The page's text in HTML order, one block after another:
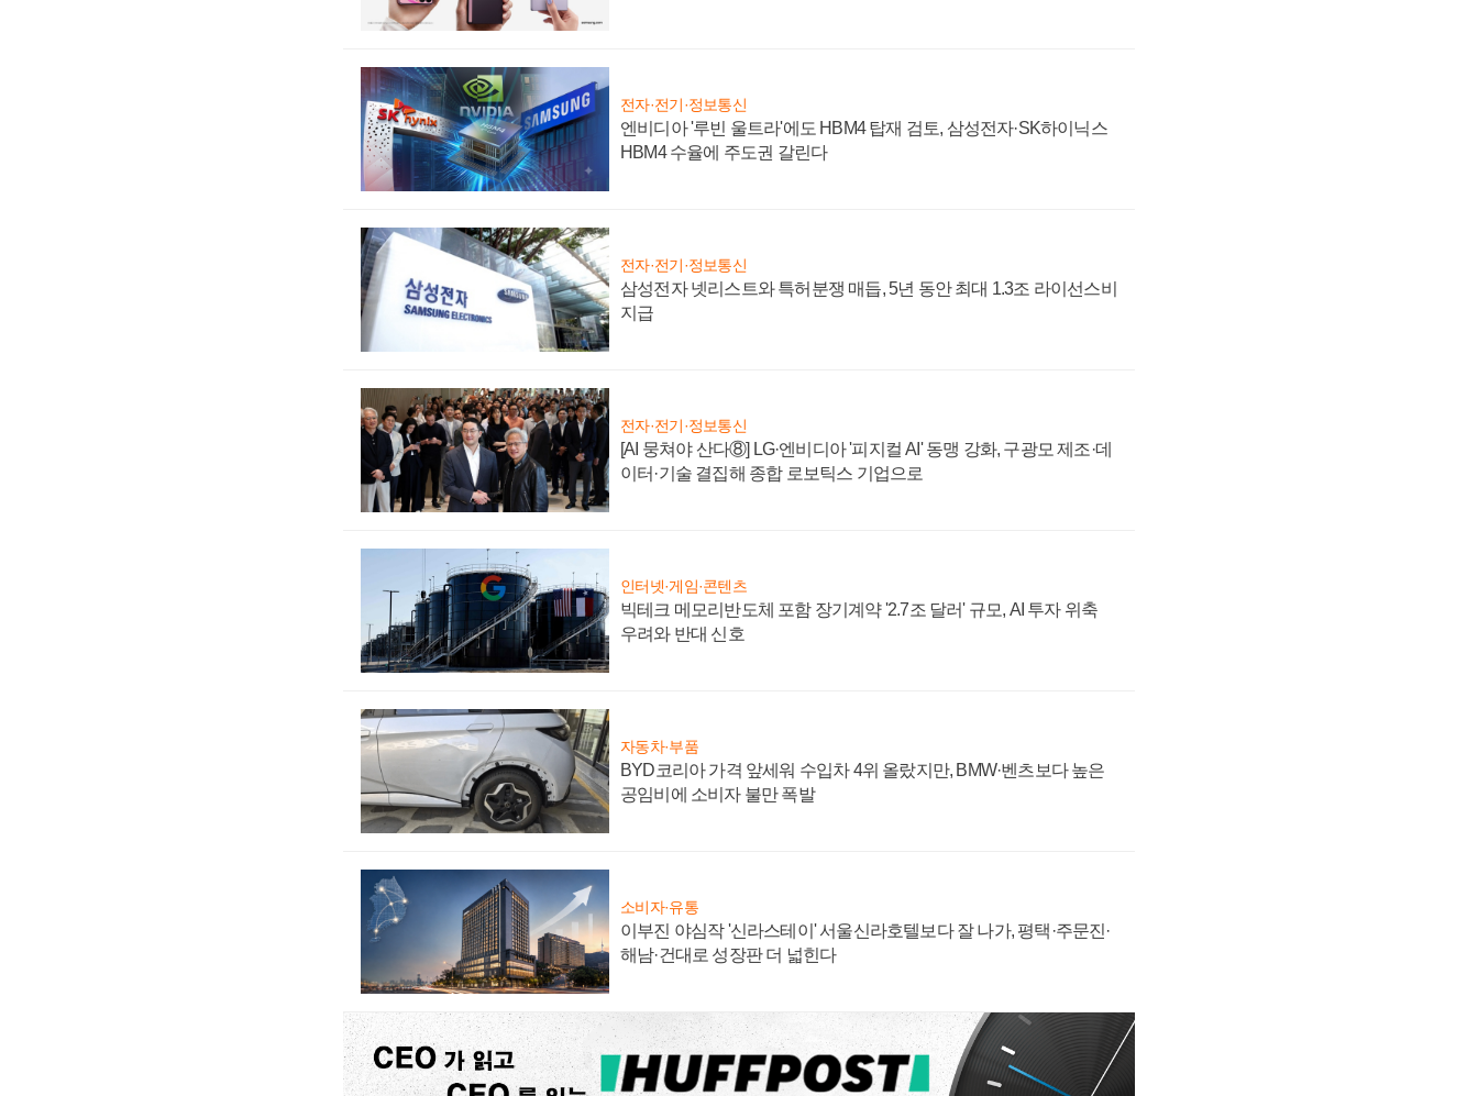
전자·전기·정보통신
엔비디아 '루빈 울트라'에도 HBM4 탑재 검토, 삼성전자·SK하이닉스
HBM4 수율에 주도권 갈린다
전자·전기·정보통신
삼성전자 넷리스트와 특허분쟁 매듭, 5년 동안 최대 1.3조 라이선스비
지급
전자·전기·정보통신
[AI 뭉쳐야 산다⑧] LG·엔비디아 '피지컬 AI' 동맹 강화, 구광모 제조·데
이터·기술 결집해 종합 로보틱스 기업으로
인터넷·게임·콘텐츠
빅테크 메모리반도체 포함 장기계약 '2.7조 달러' 규모, AI 투자 위축
우려와 반대 신호
자동차·부품
BYD코리아 가격 앞세워 수입차 4위 올랐지만, BMW·벤츠보다 높은
공임비에 소비자 불만 폭발
소비자·유통
이부진 야심작 '신라스테이' 서울신라호텔보다 잘 나가, 평택·주문진·
해남·건대로 성장판 더 넓힌다